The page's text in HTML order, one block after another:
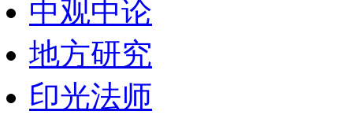
中观中论
地方研究
印光法师